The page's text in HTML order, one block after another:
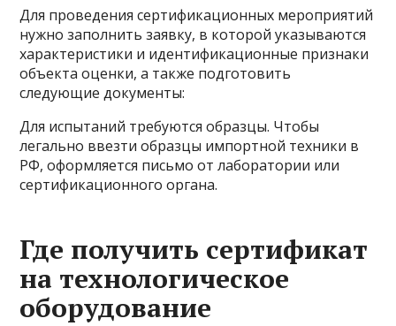
Для проведения сертификационных мероприятий
нужно заполнить заявку, в которой указываются
характеристики и идентификационные признаки
объекта оценки, а также подготовить
следующие документы:
Для испытаний требуются образцы. Чтобы
легально ввезти образцы импортной техники в
РФ, оформляется письмо от лаборатории или
сертификационного органа.
Где получить сертификат
на технологическое
оборудование